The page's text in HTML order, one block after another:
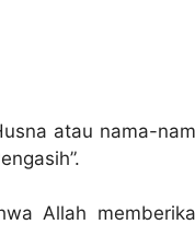
atau nama-
Allah